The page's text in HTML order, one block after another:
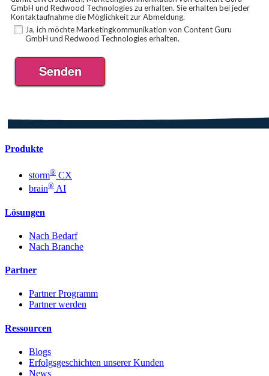
GmbH und Redwood Technologies zu erhalten. Sie erhalten bei jeder
Kontaktaufnahme die Möglichkeit zur Abmeldung.
Ja, ich möchte Marketingkommunikation von Content Guru
GmbH und Redwood Technologies erhalten.
Senden
Produkte
storm® CX
brain® AI
Lösungen
Nach Bedarf
Nach Branche
Partner
Partner Programm
Partner werden
Ressourcen
Blogs
Erfolgsgeschichten unserer Kunden
News